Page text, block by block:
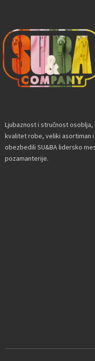
Ljubaznost i stručnost
kvalitet robe, veliki asortiman
obezbedili SU&BA lidersko
pozamanterije.